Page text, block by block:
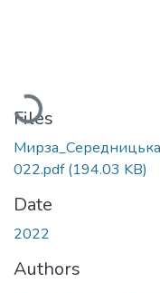
Loading...
Files
022.pdf(194.03 KB)
Date
2022
Authors